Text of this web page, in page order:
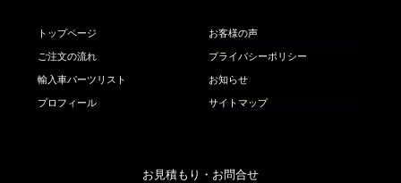
トップページ
ご注文の流れ
輸入車パーツリスト
プロフィール
お客様の声
プライバシーポリシー
お知らせ
サイトマップ
お見積もり・お問合せ